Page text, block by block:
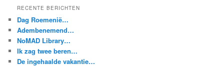
k
n
RECENTE BERICHTEN
Dag Roemenië…
Adembenemend…
NoMAD Library…
Ik zag twee beren…
De ingehaalde vakantie…